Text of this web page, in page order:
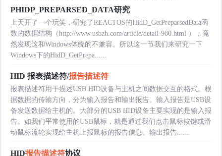
PHIDP_PREPARSED_DATA研究
上天开了一个玩笑，研究了REACTOS的HidD_GetPreparsedData函
数的数据结构（http://www.usbzh.com/article/detail-980.html ），竟
然发现这和Windows体统的不兼容。所以这一节我们来研究一下
Windows下的HidD_GetPrepa......
HID 报表描述符/报告描述符
报表描述符用于描述USB HID设备与主机之间数据交互的格式。根
据数据的传输方向，分为输入报告和输出报告。输入报告是USB设
备发送数据给主机的。大部分的USB HID设备主要实现的是输入报
告。如我们平常使用的USB鼠标，就是通过我们点击鼠标按键或滑
动鼠标流轮实现给主机上报鼠标的报告信息。输出报告......
HID报告描述符协议